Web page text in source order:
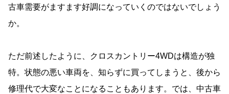
古車需要がますます好調になっていくのではないでしょう
か。
ただ前述したように、クロスカントリー4WDは構造が独
特。状態の悪い車両を、知らずに買ってしまうと、後から
修理代で大変なことになることもあります。では、中古車